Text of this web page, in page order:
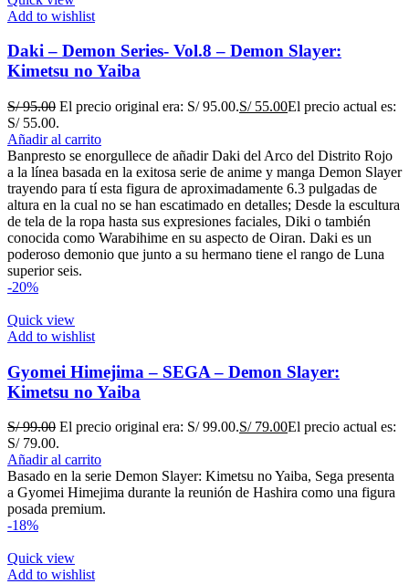
Add to wishlist
Daki – Demon Series- Vol.8 – Demon Slayer:
Kimetsu no Yaiba
S/95.00 El precio original era: S/ 95.00.S/55.00El precio actual es:
S/ 55.00.
Añadir al carrito
Banpresto se enorgullece de añadir Daki del Arco del Distrito Rojo
a la línea basada en la exitosa serie de anime y manga Demon Slayer
trayendo para tí esta figura de aproximadamente 6.3 pulgadas de
altura en la cual no se han escatimado en detalles; Desde la escultura
de tela de la ropa hasta sus expresiones faciales, Diki o también
conocida como Warabihime en su aspecto de Oiran. Daki es un
poderoso demonio que junto a su hermano tiene el rango de Luna
superior seis.
-20%
Quick view
Add to wishlist
Gyomei Himejima – SEGA – Demon Slayer:
Kimetsu no Yaiba
S/99.00 El precio original era: S/ 99.00.S/79.00El precio actual es:
S/ 79.00.
Añadir al carrito
Basado en la serie Demon Slayer: Kimetsu no Yaiba, Sega presenta
a Gyomei Himejima durante la reunión de Hashira como una figura
posada premium.
-18%
Quick view
Add to wishlist